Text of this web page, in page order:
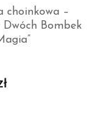
choinkowa –
Dwóch Bombek